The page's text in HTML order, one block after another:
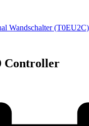
Wandschalter (T0EU2C)
Controller